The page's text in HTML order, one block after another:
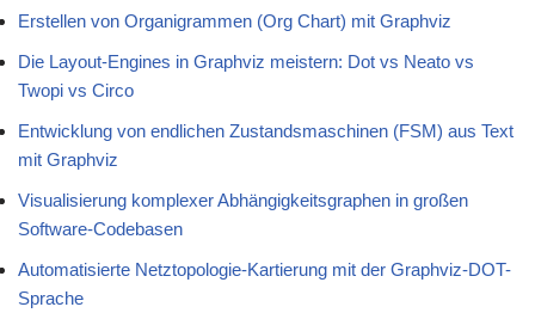
Erstellen von Organigrammen (Org Chart) mit Graphviz
Die Layout-Engines in Graphviz meistern: Dot vs Neato vs
Twopi vs Circo
Entwicklung von endlichen Zustandsmaschinen (FSM) aus Text
mit Graphviz
Visualisierung komplexer Abhängigkeitsgraphen in großen
Software-Codebasen
Automatisierte Netztopologie-Kartierung mit der Graphviz-DOT-
Sprache